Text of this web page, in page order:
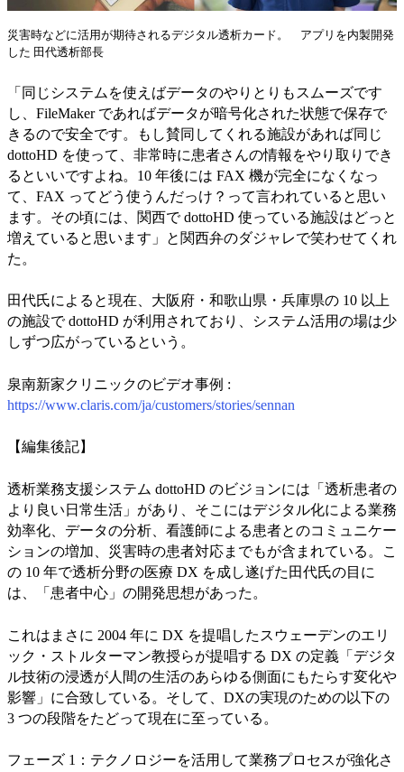
災害時などに活用が期待されるデジタル透析カード。 アプリを内製開発
した 田代透析部長
「同じシステムを使えばデータのやりとりもスムーズです
し、FileMaker であればデータが暗号化された状態で保存で
きるので安全です。もし賛同してくれる施設があれば同じ
dottoHD を使って、非常時に患者さんの情報をやり取りでき
るといいですよね。10 年後には FAX 機が完全になくなっ
て、FAX ってどう使うんだっけ？って言われていると思い
ます。その頃には、関西で dottoHD 使っている施設はどっと
増えていると思います」と関西弁のダジャレで笑わせてくれ
た。
田代氏によると現在、大阪府・和歌山県・兵庫県の 10 以上
の施設で dottoHD が利用されており、システム活用の場は少
しずつ広がっているという。
泉南新家クリニックのビデオ事例 :
https://www.claris.com/ja/customers/stories/sennan
【編集後記】
透析業務支援システム dottoHD のビジョンには「透析患者の
より良い日常生活」があり、そこにはデジタル化による業務
効率化、データの分析、看護師による患者とのコミュニケー
ションの増加、災害時の患者対応までもが含まれている。こ
の 10 年で透析分野の医療 DX を成し遂げた田代氏の目に
は、「患者中心」の開発思想があった。
これはまさに 2004 年に DX を提唱したスウェーデンのエリ
ック・ストルターマン教授らが提唱する DX の定義「デジタ
ル技術の浸透が人間の生活のあらゆる側面にもたらす変化や
影響」に合致している。そして、DXの実現のための以下の
3 つの段階をたどって現在に至っている。
フェーズ 1：テクノロジーを活用して業務プロセスが強化さ